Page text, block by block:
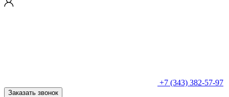
+7 (343) 382-57-97
Заказать звонок